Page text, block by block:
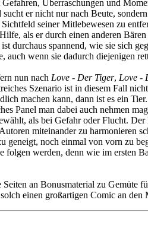
Überraschungen und
er nicht nur nach Beute,
seiner Mitlebewesen zu
als er durch einen anderen
durchaus spannend, wie sie sich
auch wenn sie dadurch diejenigen
nun nach Love - Der Tiger, Love -
Szenario ist in diesem Fall
machen kann, dann ist es ein
Panel man dabei auch nehmen
als bei Gefahr oder Flucht.
miteinander zu harmonieren
noch einmal von vorn zu
werden, denn wie im ersten
an Bonusmaterial zu
einen großartigen Comic an den